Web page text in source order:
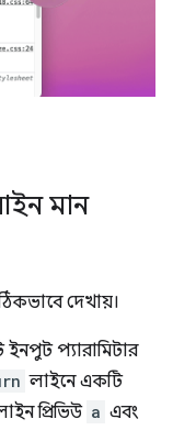
মান
দেখায়।
প্যারামিটার
লাইনে একটি
প্রিভিউ a এবং